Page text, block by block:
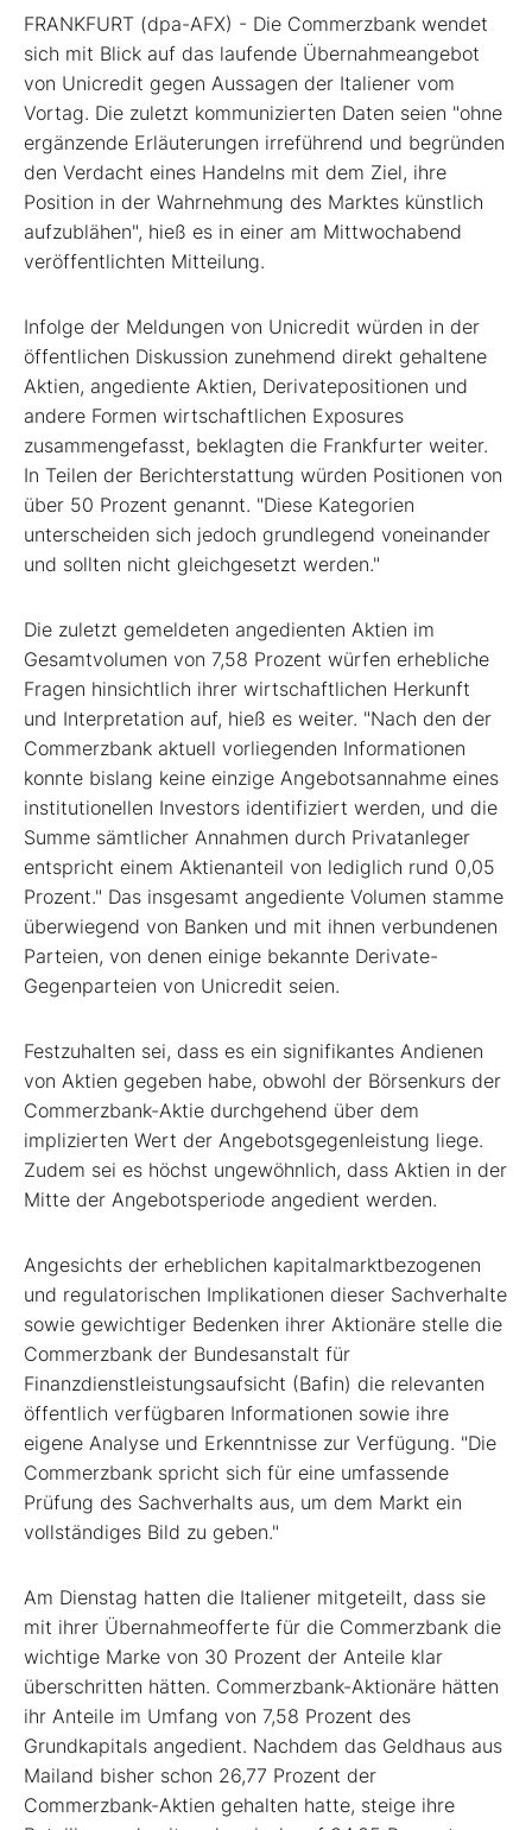
FRANKFURT (dpa-AFX) - Die Commerzbank wendet
sich mit Blick auf das laufende Übernahmeangebot
von Unicredit gegen Aussagen der Italiener vom
Vortag. Die zuletzt kommunizierten Daten seien "ohne
ergänzende Erläuterungen irreführend und begründen
den Verdacht eines Handelns mit dem Ziel, ihre
Position in der Wahrnehmung des Marktes künstlich
aufzublähen", hieß es in einer am Mittwochabend
veröffentlichten Mitteilung.
Infolge der Meldungen von Unicredit würden in der
öffentlichen Diskussion zunehmend direkt gehaltene
Aktien, angediente Aktien, Derivatepositionen und
andere Formen wirtschaftlichen Exposures
zusammengefasst, beklagten die Frankfurter weiter.
In Teilen der Berichterstattung würden Positionen von
über 50 Prozent genannt. "Diese Kategorien
unterscheiden sich jedoch grundlegend voneinander
und sollten nicht gleichgesetzt werden."
Die zuletzt gemeldeten angedienten Aktien im
Gesamtvolumen von 7,58 Prozent würfen erhebliche
Fragen hinsichtlich ihrer wirtschaftlichen Herkunft
und Interpretation auf, hieß es weiter. "Nach den der
Commerzbank aktuell vorliegenden Informationen
konnte bislang keine einzige Angebotsannahme eines
institutionellen Investors identifiziert werden, und die
Summe sämtlicher Annahmen durch Privatanleger
entspricht einem Aktienanteil von lediglich rund 0,05
Prozent." Das insgesamt angediente Volumen stamme
überwiegend von Banken und mit ihnen verbundenen
Parteien, von denen einige bekannte Derivate-
Gegenparteien von Unicredit seien.
Festzuhalten sei, dass es ein signifikantes Andienen
von Aktien gegeben habe, obwohl der Börsenkurs der
Commerzbank-Aktie durchgehend über dem
implizierten Wert der Angebotsgegenleistung liege.
Zudem sei es höchst ungewöhnlich, dass Aktien in der
Mitte der Angebotsperiode angedient werden.
Angesichts der erheblichen kapitalmarktbezogenen
und regulatorischen Implikationen dieser Sachverhalte
sowie gewichtiger Bedenken ihrer Aktionäre stelle die
Commerzbank der Bundesanstalt für
Finanzdienstleistungsaufsicht (Bafin) die relevanten
öffentlich verfügbaren Informationen sowie ihre
eigene Analyse und Erkenntnisse zur Verfügung. "Die
Commerzbank spricht sich für eine umfassende
Prüfung des Sachverhalts aus, um dem Markt ein
vollständiges Bild zu geben."
Am Dienstag hatten die Italiener mitgeteilt, dass sie
mit ihrer Übernahmeofferte für die Commerzbank die
wichtige Marke von 30 Prozent der Anteile klar
überschritten hätten. Commerzbank-Aktionäre hätten
ihr Anteile im Umfang von 7,58 Prozent des
Grundkapitals angedient. Nachdem das Geldhaus aus
Mailand bisher schon 26,77 Prozent der
Commerzbank-Aktien gehalten hatte, steige ihre